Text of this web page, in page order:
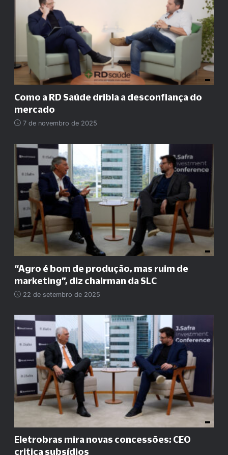
Como a RD Saúde dribla a desconfiança do
mercado
7 de novembro de 2025
“Agro é bom de produção, mas ruim de
marketing”, diz chairman da SLC
22 de setembro de 2025
Eletrobras mira novas concessões; CEO
critica subsídios